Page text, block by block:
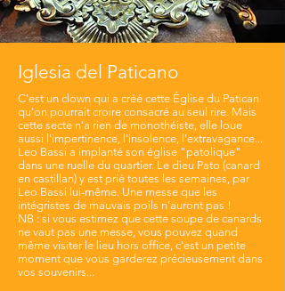
Iglesia del Paticano
C'est un clown qui a créé cette Église du Patican
qu'on pourrait croire consacré au seul rire. Mais
cette secte n'a rien de monothéiste, elle loue
aussi l'impertinence, l'insolence, l'extravagance...
Leo Bassi a implanté son église "patolique"
dans une ruelle du quartier. Le dieu Pato (canard
en castillan) y est prié toutes les semaines, par
Leo Bassi lui-même. Une messe que les
intégristes de mauvais poils n'auront pas !
NB : si vous estimez que cette soupe de canards
ne vaut pas une messe, vous pouvez quand
même visiter le lieu hors office, c'est un petite
moment que vous garderez précieusement dans
vos souvenirs...​